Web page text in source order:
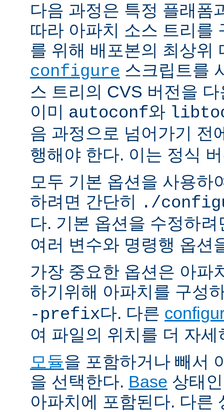
다음 과정은 특정 플래폼
따라 아파치 소스 트리를
를 위해 배포본의 최상위
configure 스크립트를
스 트리의 CVS 버전을
이미 autoconf와
음 과정으로 넘어가기 전
행해야 한다. 이는 정식
모두 기본 옵션을 사용하
하려면 간단히 ./
다. 기본 옵션을 수정하
여러 변수와 명령행 옵션
가장 중요한 옵션은 아파
하기위해 아파치를 구성
-prefix다. 다른
여 파일의 위치를 더 자
모듈을 포함하거나 빼서
을 선택한다. Base 상태
아파치에 포함된다. 다른